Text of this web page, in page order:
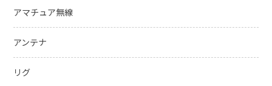
アマチュア無線
アンテナ
リグ